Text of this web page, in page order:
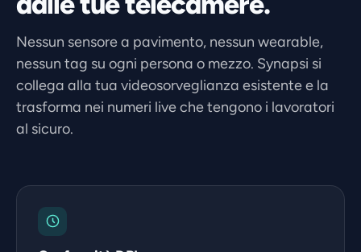
Nessun sensore a pavimento, nessun wearable,
nessun tag su ogni persona o mezzo. Synapsi si
collega alla tua videosorveglianza esistente e la
trasforma nei numeri live che tengono i lavoratori
al sicuro.